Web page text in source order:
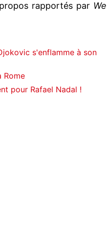
rapportés par We
s'enflamme à son
Rome
pour Rafael Nadal !